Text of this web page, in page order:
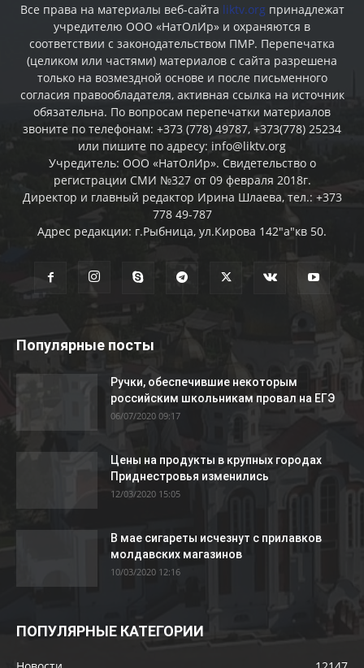
Все права на материалы веб-сайта liktv.org принадлежат
учредителю ООО «НатОлИр» и охраняются в
соответствии с законодательством ПМР. Перепечатка
(целиком или частями) материалов c сайта разрешена
только на возмездной основе и после письменного
согласия правообладателя, активная ссылка на источник
обязательна. По вопросам перепечатки материалов
звоните по телефонам: +373 (778) 49787, +373(778) 25234
или пишите по адресу: info@liktv.org
Учредитель: ООО «НатОлИр». Свидетельство о
регистрации СМИ №327 от 09 февраля 2018г.
Директор и главный редактор Ирина Шлаева, тел.: +373
778 49-787
Адрес редакции: г.Рыбница, ул.Кирова 142"а"кв 50.
Популярные посты
Ручки, обеспечившие некоторым
российским школьникам провал на ЕГЭ
06/07/2020 09:17
Цены на продукты в крупных городах
Приднестровья изменились
12/03/2020 15:05
В мае сигареты исчезнут с прилавков
молдавских магазинов
10/03/2020 12:16
ПОПУЛЯРНЫЕ КАТЕГОРИИ